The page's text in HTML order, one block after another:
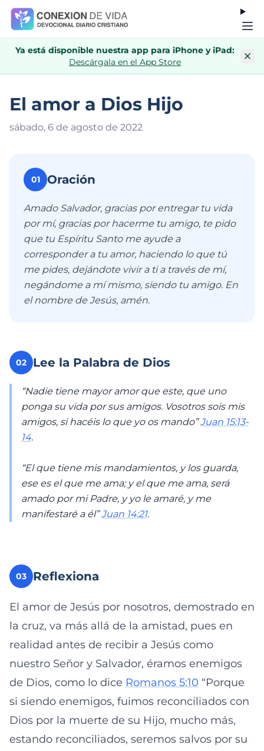
Ya está disponible nuestra app para iPhone y iPad:
Descárgala en el App Store
El amor a Dios Hijo
sábado, 6 de agosto de 2022
01 Oración
Amado Salvador, gracias por entregar tu vida
por mí, gracias por hacerme tu amigo, te pido
que tu Espíritu Santo me ayude a
corresponder a tu amor, haciendo lo que tú
me pides, dejándote vivir a ti a través de mí,
negándome a mí mismo, siendo tu amigo. En
el nombre de Jesús, amén.
02 Lee la Palabra de Dios
“Nadie tiene mayor amor que este, que uno
ponga su vida por sus amigos. Vosotros sois mis
amigos, si hacéis lo que yo os mando”Juan 15:13-
14.
“El que tiene mis mandamientos, y los guarda,
ese es el que me ama; y el que me ama, será
amado por mi Padre, y yo le amaré, y me
manifestaré a él”Juan 14:21.
03 Reflexiona
El amor de Jesús por nosotros, demostrado en
la cruz, va más allá de la amistad, pues en
realidad antes de recibir a Jesús como
nuestro Señor y Salvador, éramos enemigos
de Dios, como lo dice Romanos 5:10 “Porque
si siendo enemigos, fuimos reconciliados con
Dios por la muerte de su Hijo, mucho más,
estando reconciliados, seremos salvos por su